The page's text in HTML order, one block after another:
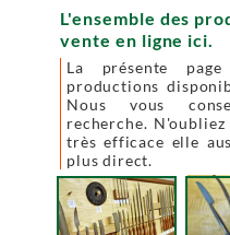
L'ensemble des
vente en ligne ici.
La présente
productions
Nous vous
recherche.
très efficace elle
plus direct.